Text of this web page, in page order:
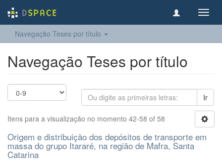
Navegação Teses por título
Navegação Teses por título
Ir
Itens para a visualização no momento 42-58 of 58
Origem e distribuição dos depósitos de transporte em
massa do grupo Itararé, na região de Mafra, Santa
Catarina